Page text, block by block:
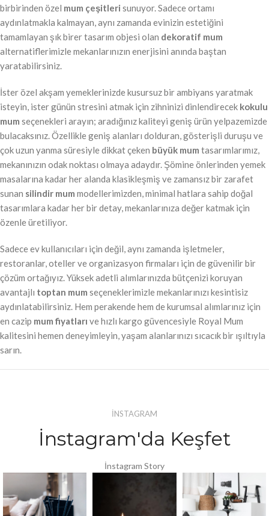
birbirinden özel mum çeşitleri sunuyor. Sadece ortamı
aydınlatmakla kalmayan, aynı zamanda evinizin estetiğini
tamamlayan şık birer tasarım objesi olan dekoratif mum
alternatiflerimizle mekanlarınızın enerjisini anında baştan
yaratabilirsiniz.
İster özel akşam yemeklerinizde kusursuz bir ambiyans yaratmak
isteyin, ister günün stresini atmak için zihninizi dinlendirecek kokulu
mum seçenekleri arayın; aradığınız kaliteyi geniş ürün yelpazemizde
bulacaksınız. Özellikle geniş alanları dolduran, gösterişli duruşu ve
çok uzun yanma süresiyle dikkat çeken büyük mum tasarımlarımız,
mekanınızın odak noktası olmaya adaydır. Şömine önlerinden yemek
masalarına kadar her alanda klasikleşmiş ve zamansız bir zarafet
sunan silindir mum modellerimizden, minimal hatlara sahip doğal
tasarımlara kadar her bir detay, mekanlarınıza değer katmak için
özenle üretiliyor.
Sadece ev kullanıcıları için değil, aynı zamanda işletmeler,
restoranlar, oteller ve organizasyon firmaları için de güvenilir bir
çözüm ortağıyız. Yüksek adetli alımlarınızda bütçenizi koruyan
avantajlı toptan mum seçeneklerimizle mekanlarınızı kesintisiz
aydınlatabilirsiniz. Hem perakende hem de kurumsal alımlarınız için
en cazip mum fiyatları ve hızlı kargo güvencesiyle Royal Mum
kalitesini hemen deneyimleyin, yaşam alanlarınızı sıcacık bir ışıltıyla
sarın.
İNSTAGRAM
İnstagram'da Keşfet
İnstagram Story